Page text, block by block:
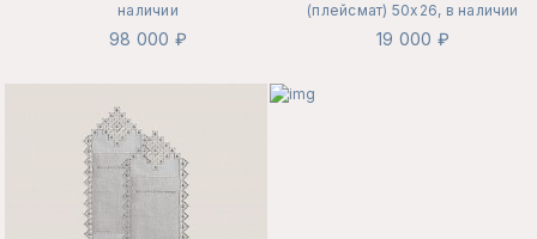
наличии
98 000 ₽
(плейсмат) 50х26, в наличии
19 000 ₽